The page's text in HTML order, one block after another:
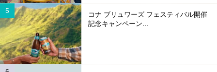
コナ ブリュワーズ フェスティバル開催
記念キャンペーン...